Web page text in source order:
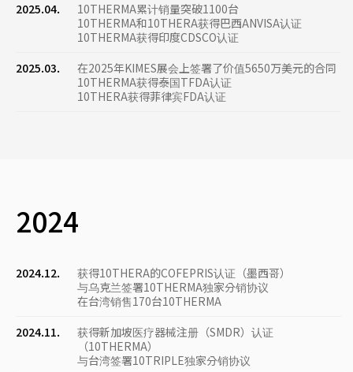
2025.04.
10THERMA累计销量突破1100台
10THERMA和10THERA获得巴西ANVISA认证
10THERMA获得印度CDSCO认证
2025.03.
在2025年KIMES展会上签署了价值5650万美元的合同
10THERMA获得泰国TFDA认证
10THERA获得菲律宾FDA认证
2024
2024.12.
获得10THERA的COFEPRIS认证（墨西哥）
与乌克兰签署10THERMA独家分销协议
在台湾销售170台10THERMA
2024.11.
获得新加坡医疗器械注册（SMDR）认证
（10THERMA）
与台湾签署10TRIPLE独家分销协议